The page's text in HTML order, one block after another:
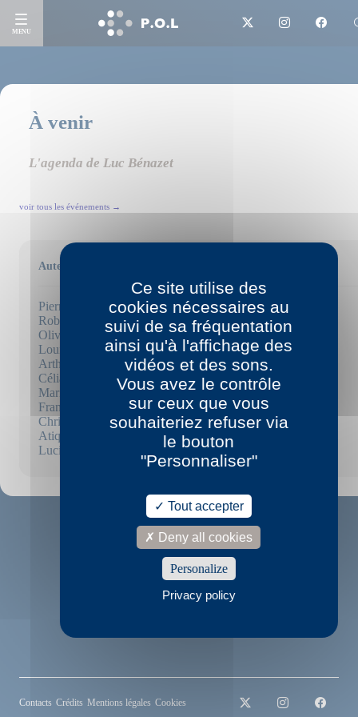
MENU
À venir
L'agenda de Luc Bénazet
voir tous les événements →
Auteurs
Pierric Bailly
Robert Bober
Olivier Brossard
Louise Chennevière
Arthur Dreyfus
Célia Houdart
Marielle Hubert
Franck Mignot
Christine Montalbetti
Atiq Rahimi
Lucie Rico
Contacts Crédits Mentions légales Cookies
Ce site utilise des
cookies nécessaires au
suivi de sa fréquentation
ainsi qu'à l'affichage des
vidéos et des sons.
Vous avez le contrôle
sur ceux que vous
souhaiteriez refuser via
le bouton
"Personnaliser"
Tout accepter
Deny all cookies
Personalize
Privacy policy